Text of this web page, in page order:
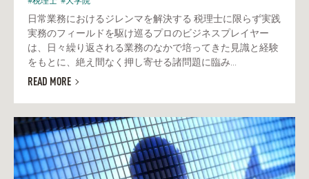
日常業務におけるジレンマを解決する 税理士に限らず実践
実務のフィールドを駆け巡るプロのビジネスプレイヤー
は、日々繰り返される業務のなかで培ってきた見識と経験
をもとに、絶え間なく押し寄せる諸問題に臨み...
READ MORE